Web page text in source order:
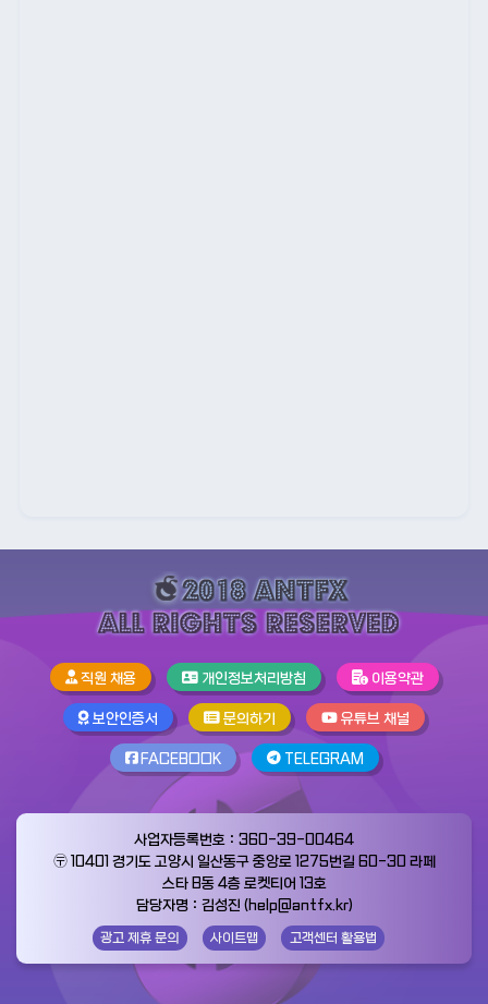
직원 채용 개인정보처리방침 이용약관
보안인증서 문의하기 유튜브 채널
FACEBOOK TELEGRAM
사업자등록번호：360-39-00464
〶 10401 경기도 고양시 일산동구 중앙로 1275번길 60-30 라페
스타 B동 4층 로켓티어 13호
담당자명：김성진 (help@antfx.kr)
광고 제휴 문의 사이트맵 고객센터 활용법